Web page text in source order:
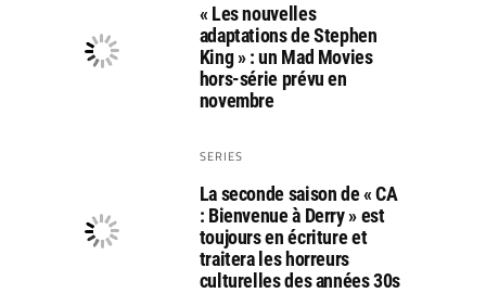
« Les nouvelles
adaptations de Stephen
King » : un Mad Movies
hors-série prévu en
novembre
SERIES
La seconde saison de « CA
: Bienvenue à Derry » est
toujours en écriture et
traitera les horreurs
culturelles des années 30s